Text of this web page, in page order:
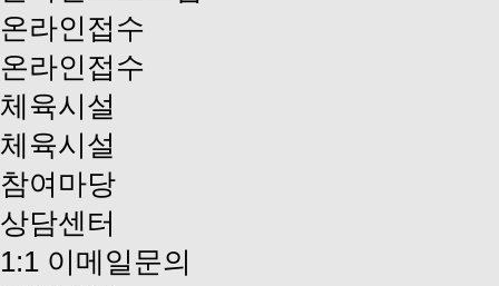
온라인접수
온라인접수
체육시설
체육시설
참여마당
상담센터
1:1 이메일문의